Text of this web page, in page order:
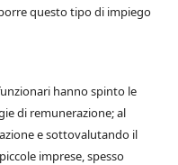
questo tipo di impiego
hanno spinto le
di remunerazione; al
e sottovalutando il
imprese, spesso